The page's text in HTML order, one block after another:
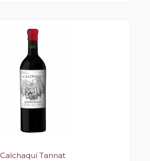
Calchaquí Tannat